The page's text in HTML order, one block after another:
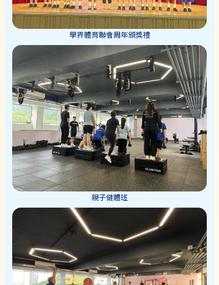
學界體育聯會周年頒獎禮
親子健體班